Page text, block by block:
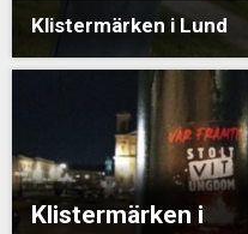
Klistermärken i Lund
Klistermärken i